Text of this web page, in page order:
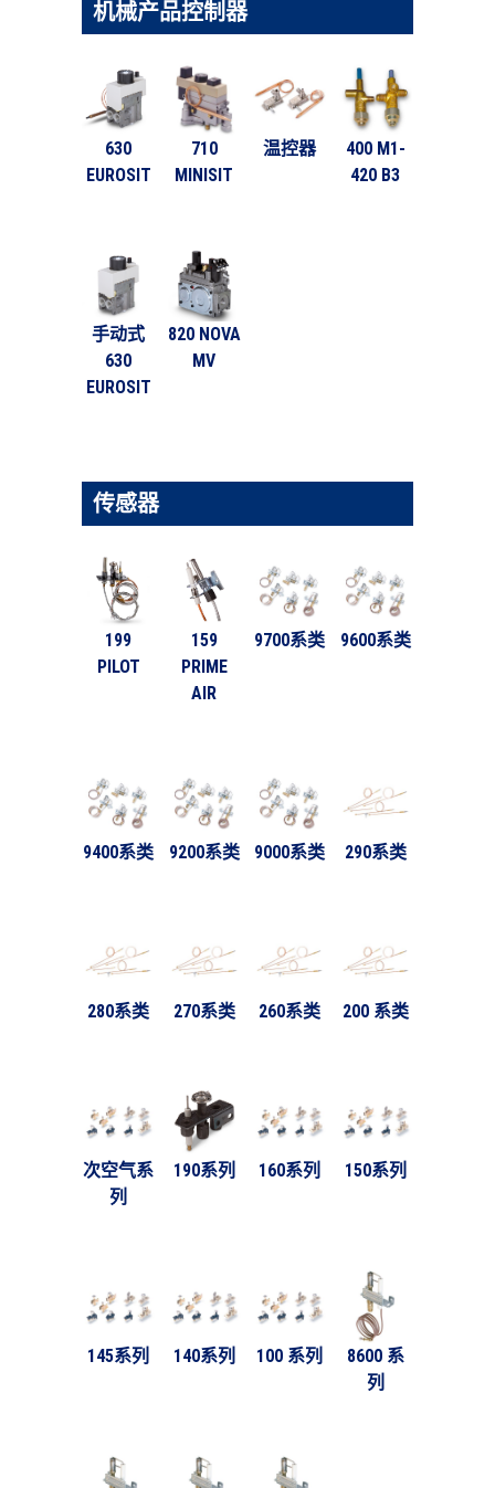
机械产品控制器
630
EUROSIT
710
MINISIT
温控器
400 M1-
420 B3
手动式
630
EUROSIT
820 NOVA
MV
传感器
199
PILOT
159
PRIME
AIR
9700系类 9600系类
9400系类 9200系类 9000系类 290系类
280系类 270系类 260系类 200 系类
次空气系
列
190系列 160系列 150系列
145系列 140系列 100 系列
8600 系
列